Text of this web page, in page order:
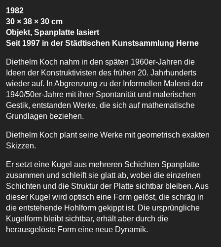
1982
30 × 38 × 30 cm
Objekt, Spanplatte lasiert
Seit 1997 in der Städtischen Kunstsammlung Herne
Diethelm Koch nahm in den späten 1960er-Jahren die
Ideen der Konstruktivisten des frühen 20. Jahrhunderts
wieder auf. In Abgrenzung zu der Informellen Malerei der
1940/50er-Jahre mit ihrer Spontanität und malerischen
Gestik, entstanden Werke, die sich auf mathematische
Grundlagen beziehen.
Diethelm Koch plant seine Werke mit geometrisch exakten
Skizzen.
Er setzt eine Kugel aus mehreren Schichten Spanplatte
zusammen und schleift sie glatt ab, wobei die einzelnen
Schichten und die Struktur der Platte sichtbar bleiben. Aus
dieser Kugel wird optisch eine Form gelöst, die schräg in
die entstehende Hohlform gekippt ist. Die ursprüngliche
Kugelform bleibt sichtbar, erhält aber durch die
herausgelöste Form eine neue Dynamik.